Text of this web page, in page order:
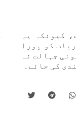
کیونکہ یہ
کو پورا
جہالت نہ
کی جائے۔